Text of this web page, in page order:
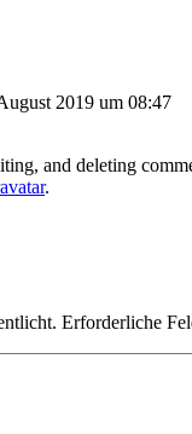
2019 um 08:47
and deleting
.
Erforderliche